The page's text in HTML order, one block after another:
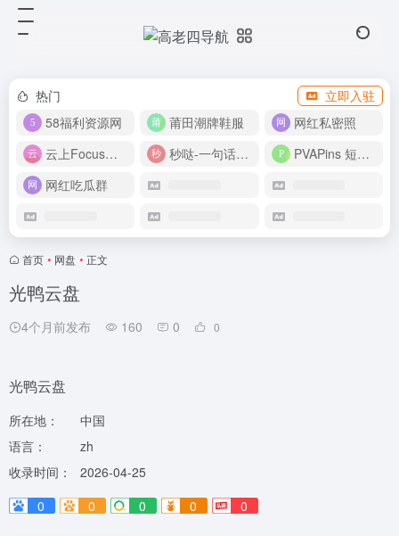
热门
立即入驻
58福利资源网
莆田潮牌鞋服
网红私密照
云上Focus接码平台
秒哒-一句话做应用
PVAPins 短信接码平台
网红吃瓜群
首页 • 网盘 • 正文
光鸭云盘
4个月前发布 160 0 0
光鸭云盘
所在地：
中国
语言：
zh
收录时间：
2026-04-25
0
0 0 0 0